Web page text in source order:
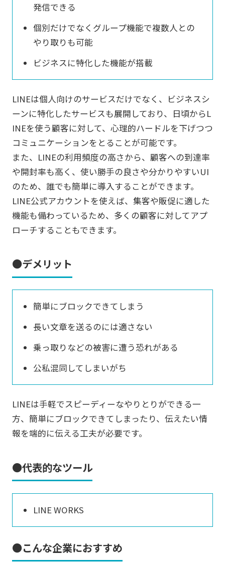
発信できる
個別だけでなくグループ機能で複数人との
やり取りも可能
ビジネスに特化した機能が搭載
LINEは個人向けのサービスだけでなく、ビジネスシ
ーンに特化したサービスも展開しており、日頃からL
INEを使う顧客に対して、心理的ハードルを下げつつ
コミュニケーションをとることが可能です。
また、LINEの利用頻度の高さから、顧客への到達率
や開封率も高く、使い勝手の良さや分かりやすいUI
のため、誰でも簡単に導入することができます。
LINE公式アカウントを使えば、集客や販促に適した
機能も備わっているため、多くの顧客に対してアプ
ローチすることもできます。
●デメリット
簡単にブロックできてしまう
長い文章を送るのには適さない
乗っ取りなどの被害に遭う恐れがある
公私混同してしまいがち
LINEは手軽でスピーディーなやりとりができる一
方、簡単にブロックできてしまったり、伝えたい情
報を端的に伝える工夫が必要です。
●代表的なツール
LINE WORKS
●こんな企業におすすめ